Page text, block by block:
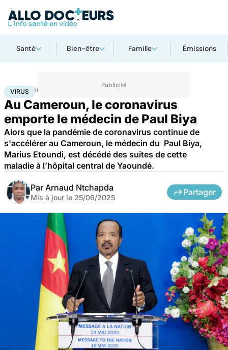
Santé Bien-être Famille Émissions
Accueil Santé Maladies infectieuses
VIRUS
Au Cameroun, le coronavirus
emporte le médecin de Paul Biya
Alors que la pandémie de coronavirus continue de
s'accélérer au Cameroun, le médecin du Paul Biya,
Marius Etoundi, est décédé des suites de cette
maladie à l’hôpital central de Yaoundé.
Par Arnaud Ntchapda
Mis à jour le 25/06/2025
Partager